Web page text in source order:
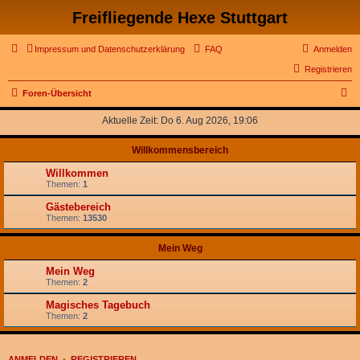
Freifliegende Hexe Stuttgart
Impressum und Datenschutzerklärung FAQ Anmelden
Registrieren
Foren-Übersicht
u
Aktuelle Zeit: Do 6. Aug 2026, 19:06
Willkommensbereich
Willkommen
Themen: 1
Gästebereich
Themen: 13530
Mein Weg
Mein Weg
Themen: 2
Magisches Tagebuch
Themen: 2